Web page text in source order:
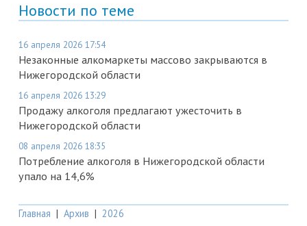
Новости по теме
16 апреля 2026 17:54
Незаконные алкомаркеты массово закрываются в
Нижегородской области
16 апреля 2026 13:29
Продажу алкоголя предлагают ужесточить в
Нижегородской области
08 апреля 2026 18:35
Потребление алкоголя в Нижегородской области
упало на 14,6%
Главная | Архив | 2026